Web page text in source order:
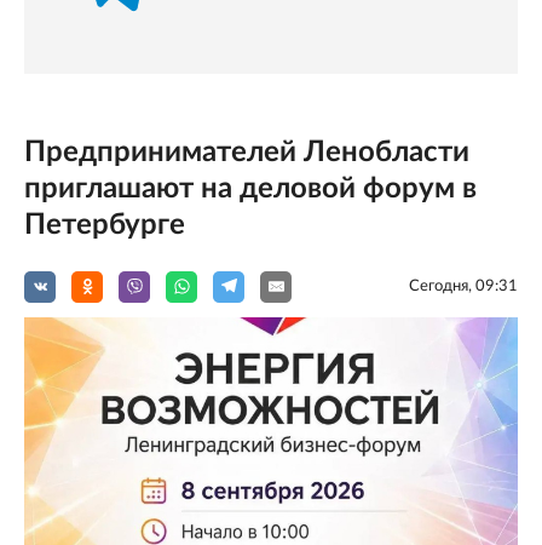
Предпринимателей Ленобласти
приглашают на деловой форум в
Петербурге
Сегодня, 09:31